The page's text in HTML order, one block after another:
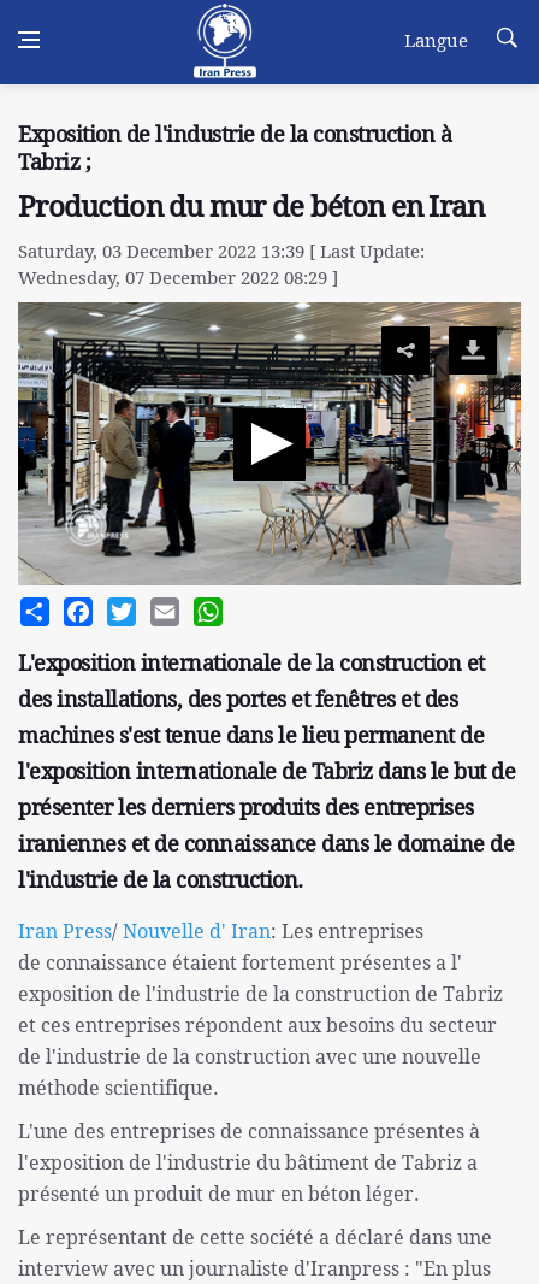
Langue
Exposition de l'industrie de la construction à
Tabriz ;
Production du mur de béton en Iran
Saturday, 03 December 2022 13:39 [ Last Update:
Wednesday, 07 December 2022 08:29 ]
Share FacebookTwitterEmail
L'exposition internationale de la construction et
des installations, des portes et fenêtres et des
machines s'est tenue dans le lieu permanent de
l'exposition internationale de Tabriz dans le but de
présenter les derniers produits des entreprises
iraniennes et de connaissance dans le domaine de
l'industrie de la construction.
Iran Press/Nouvelle d' Iran: Les entreprises
de connaissance étaient fortement présentes a l'
exposition de l'industrie de la construction de Tabriz
et ces entreprises répondent aux besoins du secteur
de l'industrie de la construction avec une nouvelle
méthode scientifique.
L'une des entreprises de connaissance présentes à
l'exposition de l'industrie du bâtiment de Tabriz a
présenté un produit de mur en béton léger.
Le représentant de cette société a déclaré dans une
interview avec un journaliste d'Iranpress : "En plus